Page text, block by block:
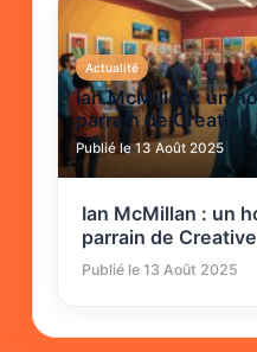
Actualité
Ian McMillan : un
parrain de Creative
Publié le 13 Août 2025
Ian McMillan : un
parrain de
Publié le 13 Août 2025